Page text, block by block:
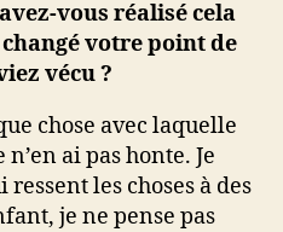
vous réalisé cela
votre point de
vécu ?
chose avec laquelle
ai pas honte. Je
les choses à des
je ne pense pas